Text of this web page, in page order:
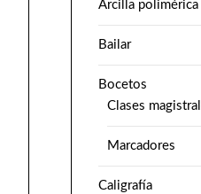
Arcilla polimérica
Bailar
Bocetos
Clases
Marcadores
Caligrafía